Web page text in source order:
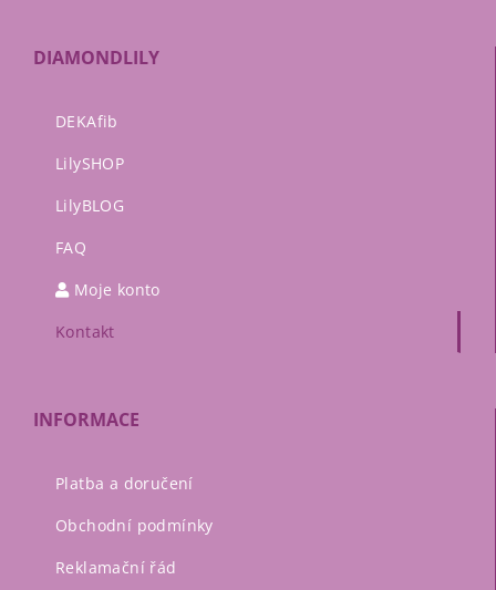
DIAMONDLILY
DEKAfib
LilySHOP
LilyBLOG
FAQ
Moje konto
Kontakt
INFORMACE
Platba a doručení
Obchodní podmínky
Reklamační řád